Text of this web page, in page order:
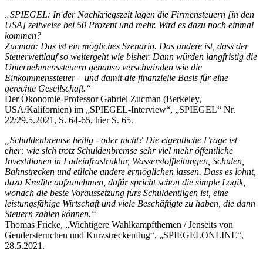
„SPIEGEL: In der Nachkriegszeit lagen die Firmensteuern [in den
USA] zeitweise bei 50 Prozent und mehr. Wird es dazu noch einmal
kommen?
Zucman: Das ist ein mögliches Szenario. Das andere ist, dass der
Steuerwettlauf so weitergeht wie bisher. Dann würden langfristig die
Unternehmenssteuern genauso verschwinden wie die
Einkommenssteuer – und damit die finanzielle Basis für eine
gerechte Gesellschaft.“
Der Ökonomie-Professor Gabriel Zucman (Berkeley,
USA/Kalifornien) im „SPIEGEL-Interview“, „SPIEGEL“ Nr.
22/29.5.2021, S. 64-65, hier S. 65.
„Schuldenbremse heilig - oder nicht? Die eigentliche Frage ist
eher: wie sich trotz Schuldenbremse sehr viel mehr öffentliche
Investitionen in Ladeinfrastruktur, Wasserstoffleitungen, Schulen,
Bahnstrecken und etliche andere ermöglichen lassen. Dass es lohnt,
dazu Kredite aufzunehmen, dafür spricht schon die simple Logik,
wonach die beste Voraussetzung fürs Schuldentilgen ist, eine
leistungsfähige Wirtschaft und viele Beschäftigte zu haben, die dann
Steuern zahlen können.“
Thomas Fricke, „Wichtigere Wahlkampfthemen / Jenseits von
Gendersternchen und Kurzstreckenflug“, „SPIEGELONLINE“,
28.5.2021.